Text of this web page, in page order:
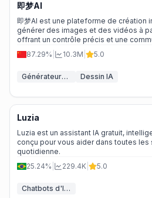
即梦AI
即梦AI est une plateforme de création
générer des images et des vidéos à
offrant un contrôle précis et une
87.29%
10.3M 5.0
Générateurs de vidéo IA Dessin IA
Luzia
Luzia est un assistant IA gratuit,
conçu pour vous aider dans toutes
quotidienne.
25.24%
229.4K 5.0
Chatbots d'IA & LLM